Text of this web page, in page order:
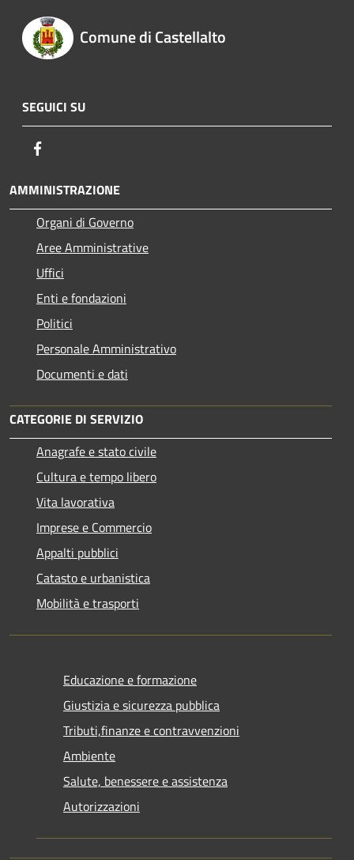
Comune di Castellalto
SEGUICI SU
AMMINISTRAZIONE
Organi di Governo
Aree Amministrative
Uffici
Enti e fondazioni
Politici
Personale Amministrativo
Documenti e dati
CATEGORIE DI SERVIZIO
Anagrafe e stato civile
Cultura e tempo libero
Vita lavorativa
Imprese e Commercio
Appalti pubblici
Catasto e urbanistica
Mobilità e trasporti
Educazione e formazione
Giustizia e sicurezza pubblica
Tributi,finanze e contravvenzioni
Ambiente
Salute, benessere e assistenza
Autorizzazioni